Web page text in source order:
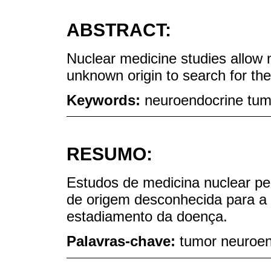
ABSTRACT:
Nuclear medicine studies
unknown origin to search for
Keywords: neuroendocrine
RESUMO:
Estudos de medicina nuclear
de origem desconhecida para
estadiamento da doença.
Palavras-chave: tumor